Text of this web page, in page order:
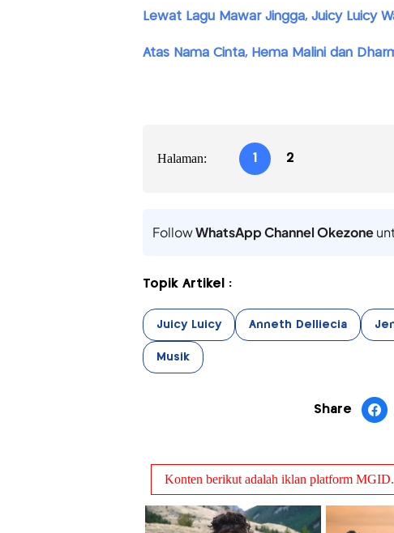
Lewat Lagu Mawar Jingga, Juicy Luicy
Atas Nama Cinta, Hema Malini dan
Halaman: 1 2
FollowWhatsApp Channel Okezone
Topik Artikel :
Juicy Luicy Anneth Delliecia
Musik
Share